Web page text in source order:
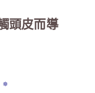
頭皮而導